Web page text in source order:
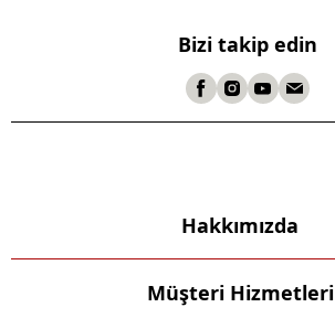
Bizi takip edin
Hakkımızda
Müşteri Hizmetleri